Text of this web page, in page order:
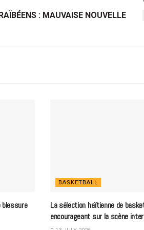
: MAUVAISE NOUVELLE
blessure
BASKETBALL
La sélection haïtienne de
encourageant sur la scène